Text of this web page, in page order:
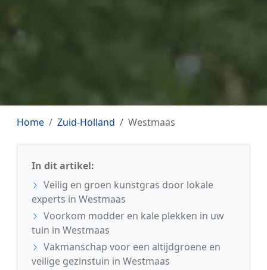
Home Zuid-Holland Westmaas
In dit artikel:
Veilig en groen kunstgras door lokale
experts in Westmaas
Voorkom modder en kale plekken in uw
tuin in Westmaas
Vakmanschap voor een altijdgroene en
veilige gezinstuin in Westmaas